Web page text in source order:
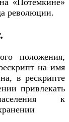
«Потемкине»
революции.
положения,
на имя
в рескрипте
привлекать
к